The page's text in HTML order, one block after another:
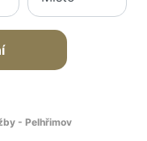
- Pelhřimov